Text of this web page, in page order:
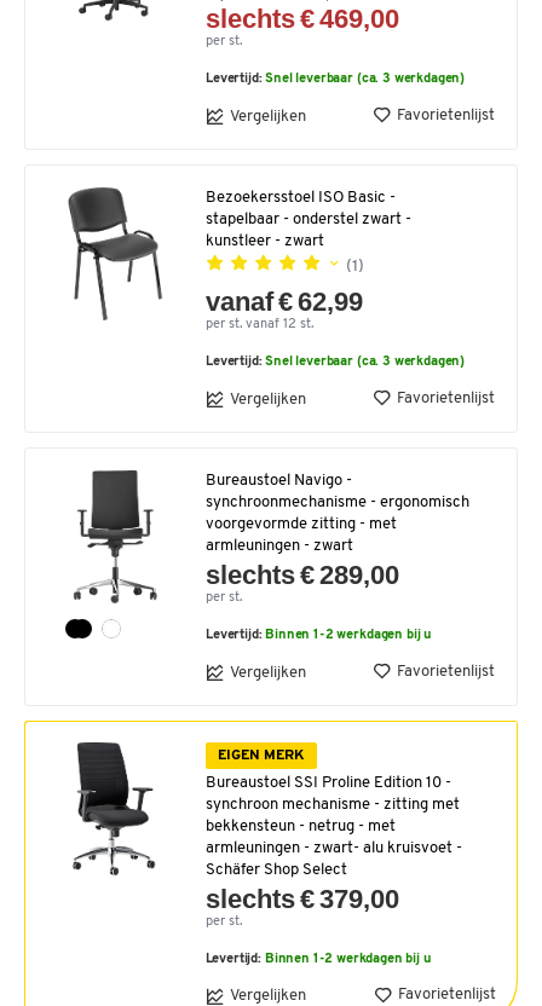
slechts € 469,00
per st.
Levertijd:Snel leverbaar (ca. 3 werkdagen)
Vergelijken Favorietenlijst
Bezoekersstoel ISO Basic -
stapelbaar - onderstel zwart -
kunstleer - zwart
(1)
vanaf € 62,99
per st. vanaf 12 st.
Levertijd:Snel leverbaar (ca. 3 werkdagen)
Vergelijken Favorietenlijst
Bureaustoel Navigo -
synchroonmechanisme - ergonomisch
voorgevormde zitting - met
armleuningen - zwart
slechts € 289,00
per st.
Levertijd:Binnen 1-2 werkdagen bij u
Vergelijken Favorietenlijst
EIGEN MERK
Bureaustoel SSI Proline Edition 10 -
synchroon mechanisme - zitting met
bekkensteun - netrug - met
armleuningen - zwart- alu kruisvoet -
Schäfer Shop Select
slechts € 379,00
per st.
Levertijd: Binnen 1-2 werkdagen bij u
Vergelijken Favorietenlijst